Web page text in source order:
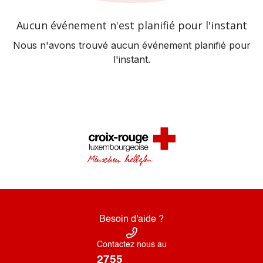
Aucun événement n'est planifié pour l'instant
Nous n'avons trouvé aucun événement planifié pour
l'instant.
Besoin d'aide ?
Contactez nous au
2755